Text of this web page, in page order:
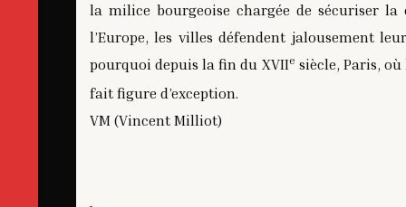
la milice bourgeoise chargée de sécuriser
l’Europe, les villes défendent jalousement
pourquoi depuis la fin du XVIIe siècle, Paris,
fait figure d’exception.
VM (Vincent Milliot)